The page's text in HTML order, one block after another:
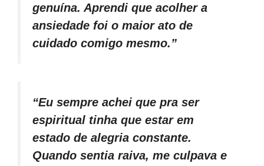
genuína. Aprendi que acolher a
ansiedade foi o maior ato de
cuidado comigo mesmo.”
“Eu sempre achei que pra ser
espiritual tinha que estar em
estado de alegria constante.
Quando sentia raiva, me culpava e